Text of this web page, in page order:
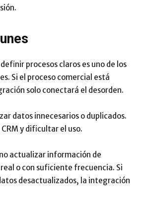
procesos claros es uno de los
Si el proceso comercial está
solo conectará el desorden.
datos innecesarios o duplicados.
y dificultar el uso.
actualizar información de
o con suficiente frecuencia. Si
desactualizados, la integración